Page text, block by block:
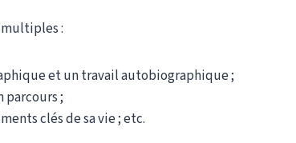
:
et un travail autobiographique ;
parcours ;
clés de sa vie ; etc.